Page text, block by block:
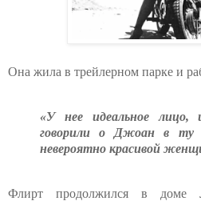
Она жила в трейлерном парке и
«У нее идеальное лицо,
говорили о Джоан в
невероятно красивой
Флирт продолжился в доме